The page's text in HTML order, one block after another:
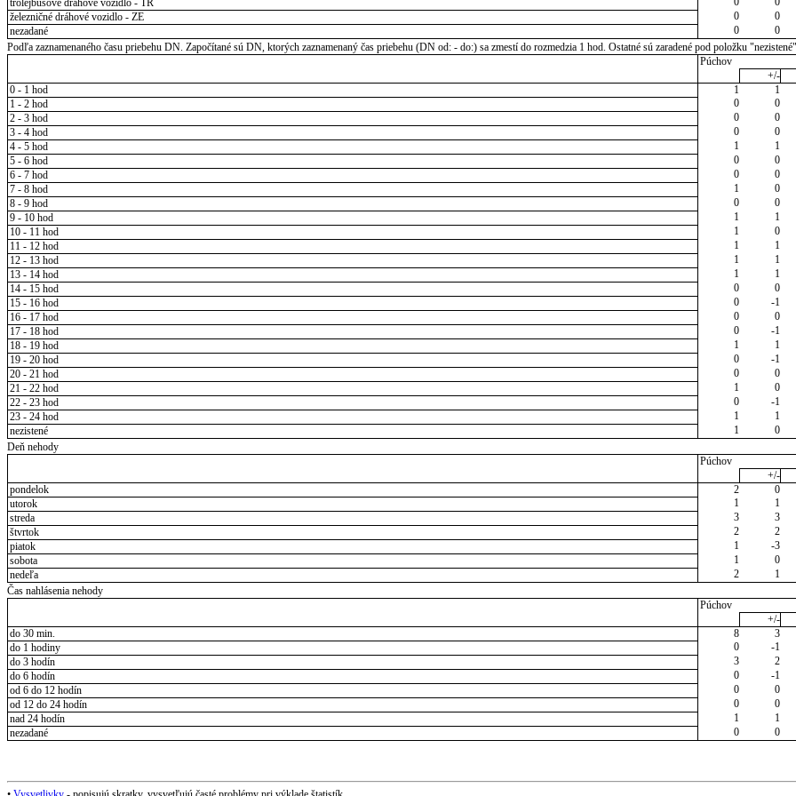
železničné dráhové vozidlo - ZE
0 0
nezadané
0 0
Podľa zaznamenaného času priebehu DN. Započítané sú DN, ktorých zaznamenaný čas priebehu (DN od: - do:) sa zmestí do rozmedzia 1 hod. Ostatné sú zaradené pod položku "nezistené"
Púchov
+/-
0 - 1 hod
1 1
1 - 2 hod
0 0
2 - 3 hod
0 0
3 - 4 hod
0 0
4 - 5 hod
1 1
5 - 6 hod
0 0
6 - 7 hod
0 0
7 - 8 hod
1 0
8 - 9 hod
0 0
9 - 10 hod
1 1
10 - 11 hod
1 0
11 - 12 hod
1 1
12 - 13 hod
1 1
13 - 14 hod
1 1
14 - 15 hod
0 0
15 - 16 hod
0 -1
16 - 17 hod
0 0
17 - 18 hod
0 -1
18 - 19 hod
1 1
19 - 20 hod
0 -1
20 - 21 hod
0 0
21 - 22 hod
1 0
22 - 23 hod
0 -1
23 - 24 hod
1 1
nezistené
1 0
Deň nehody
Púchov
+/-
pondelok
2 0
utorok
1 1
streda
3 3
štvrtok
2 2
piatok
1 -3
sobota
1 0
nedeľa
2 1
Čas nahlásenia nehody
Púchov
+/-
do 30 min.
8 3
do 1 hodiny
0 -1
do 3 hodín
3 2
do 6 hodín
0 -1
od 6 do 12 hodín
0 0
od 12 do 24 hodín
0 0
nad 24 hodín
1 1
nezadané
0 0